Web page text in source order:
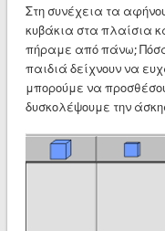
Στη συνέχεια τα
κυβάκια στα πλαίσια
πήραμε από πάνω;
παιδιά δείχνουν να
μπορούμε να
δυσκολέψουμε την